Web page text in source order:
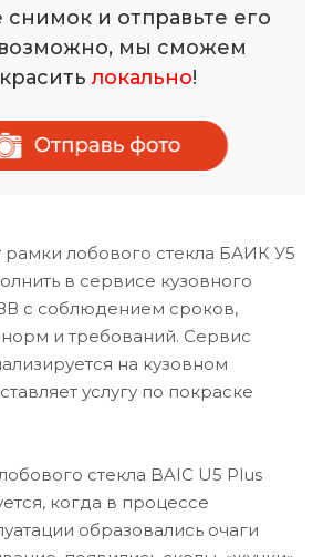
снимок и отправьте его
мы сможем
локально!
лобового стекла БАИК У5
в сервисе кузовного
с соблюдением сроков,
норм и требований. Сервис
на кузовном
услугу по покраске
стекла BAIC U5 Plus
когда в процессе
образовались очаги